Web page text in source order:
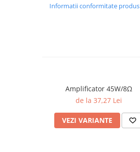
_x000D_\n
Informatii conformitate produs
Amplificator 45W/8Ω
de la 37,27 Lei
VEZI VARIANTE